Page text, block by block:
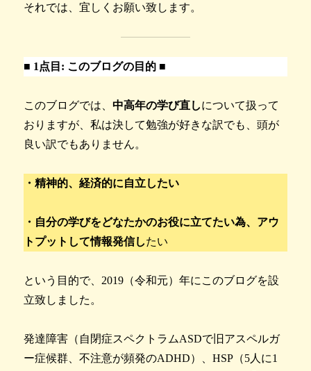
それでは、宜しくお願い致します。
■ 1点目: このブログの目的 ■
このブログでは、中高年の学び直しについて扱って
おりますが、私は決して勉強が好きな訳でも、頭が
良い訳でもありません。
・精神的、経済的に自立したい
・自分の学びをどなたかのお役に立てたい為、アウ
トプットして情報発信したい
という目的で、2019（令和元）年にこのブログを設
立致しました。
発達障害（自閉症スペクトラムASDで旧アスペルガ
ー症候群、不注意が頻発のADHD）、HSP（5人に1